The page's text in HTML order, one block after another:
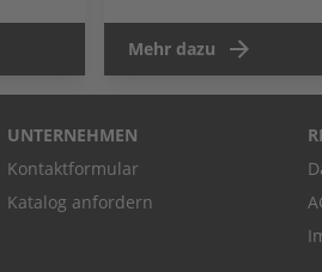
Mehr dazu
UNTERNEHMEN
Kontaktformular
Katalog anfordern